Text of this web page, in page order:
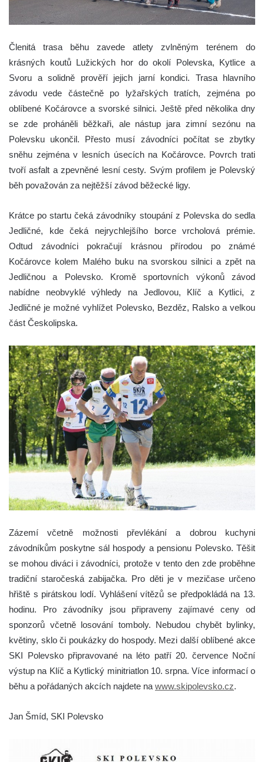
Členitá trasa běhu zavede atlety zvlněným terénem do
krásných koutů Lužických hor do okolí Polevska, Kytlice a
Svoru a solidně prověří jejich jarní kondici. Trasa hlavního
závodu vede částečně po lyžařských tratích, zejména po
oblíbené Kočárovce a svorské silnici. Ještě před několika dny
se zde proháněli běžkaři, ale nástup jara zimní sezónu na
Polevsku ukončil. Přesto musí závodníci počítat se zbytky
sněhu zejména v lesních úsecích na Kočárovce. Povrch trati
tvoří asfalt a zpevněné lesní cesty. Svým profilem je Polevský
běh považován za nejtěžší závod běžecké ligy.
Krátce po startu čeká závodníky stoupání z Polevska do sedla
Jedličné, kde čeká nejrychlejšího borce vrcholová prémie.
Odtud závodníci pokračují krásnou přírodou po známé
Kočárovce kolem Malého buku na svorskou silnici a zpět na
Jedličnou a Polevsko. Kromě sportovních výkonů závod
nabídne neobvyklé výhledy na Jedlovou, Klíč a Kytlici, z
Jedličné je možné vyhlížet Polevsko, Bezděz, Ralsko a velkou
část Českolipska.
Zázemí včetně možnosti převlékání a dobrou kuchyni
závodníkům poskytne sál hospody a pensionu Polevsko. Těšit
se mohou diváci i závodníci, protože v tento den zde proběhne
tradiční staročeská zabijačka. Pro děti je v mezičase určeno
hřiště s pirátskou lodí. Vyhlášení vítězů se předpokládá na 13.
hodinu. Pro závodníky jsou připraveny zajímavé ceny od
sponzorů včetně losování tomboly. Nebudou chybět bylinky,
květiny, sklo či poukázky do hospody. Mezi další oblíbené akce
SKI Polevsko připravované na léto patří 20. července Noční
výstup na Klíč a Kytlický minitriatlon 10. srpna. Více informací o
běhu a pořádaných akcích najdete na www.skipolevsko.cz.
Jan Šmíd, SKI Polevsko